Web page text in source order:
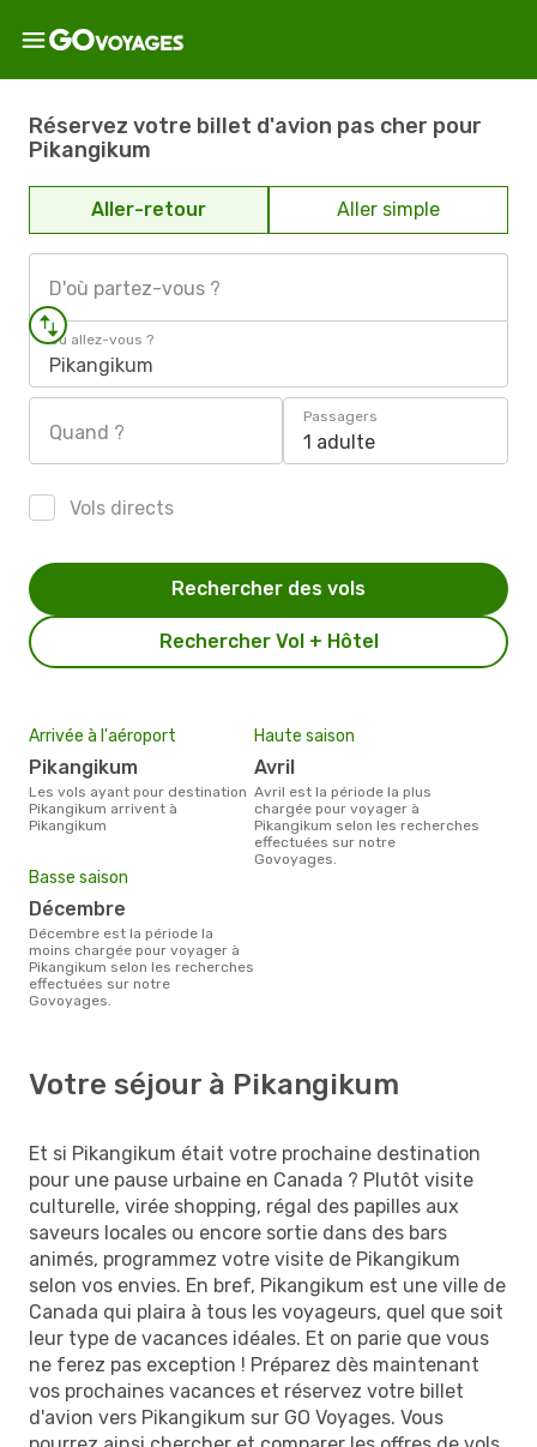
Réservez votre billet d'avion pas cher pour
Pikangikum
Aller-retour Aller simple
D'où partez-vous ?
Où allez-vous ?
Pikangikum
Quand ?
Passagers
1 adulte
Vols directs
Rechercher Vol + Hôtel
Rechercher des vols
Arrivée à l'aéroport
Pikangikum
Les vols ayant pour destination
Pikangikum arrivent à
Pikangikum
Haute saison
avril
avril est la période la plus
chargée pour voyager à
Pikangikum selon les recherches
effectuées sur notre
Govoyages.
Basse saison
décembre
décembre est la période la
moins chargée pour voyager à
Pikangikum selon les recherches
effectuées sur notre
Govoyages.
Votre séjour à Pikangikum
Et si Pikangikum était votre prochaine destination
pour une pause urbaine en Canada ? Plutôt visite
culturelle, virée shopping, régal des papilles aux
saveurs locales ou encore sortie dans des bars
animés, programmez votre visite de Pikangikum
selon vos envies. En bref, Pikangikum est une ville de
Canada qui plaira à tous les voyageurs, quel que soit
leur type de vacances idéales. Et on parie que vous
ne ferez pas exception ! Préparez dès maintenant
vos prochaines vacances et réservez votre billet
d'avion vers Pikangikum sur GO Voyages. Vous